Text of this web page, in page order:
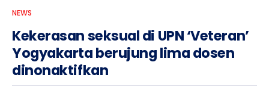
NEWS
Kekerasan seksual di UPN ‘Veteran’
Yogyakarta berujung lima dosen
dinonaktifkan